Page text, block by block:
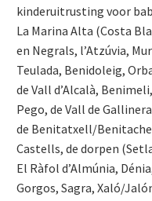
kinderuitrusting voor
La Marina Alta (Costa
en Negrals, l’Atzúvia,
Teulada, Benidoleig,
de Vall d’Alcalà,
Pego, de Vall de
de Benitatxell/
Castells, de dorpen
El Ràfol d’Almúnia,
Gorgos, Sagra, Xaló/